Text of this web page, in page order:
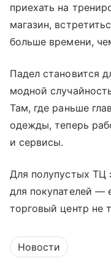
приехать на
магазин,
больше времени,
Падел становится
модной
Там, где раньше
одежды, теперь
и сервисы.
Для полупустых ТЦ
для покупателей —
торговый центр не
Новости